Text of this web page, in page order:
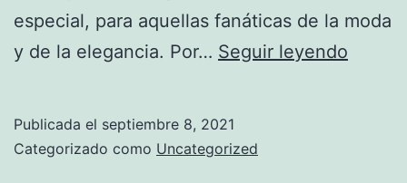
especial, para aquellas fanáticas de la moda
y de la elegancia. Por… Seguir leyendo
Publicada el septiembre 8, 2021
Categorizado como Uncategorized